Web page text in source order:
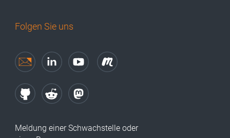
Folgen Sie uns
Meldung einer Schwachstelle oder